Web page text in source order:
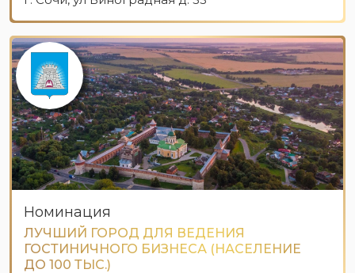
Номинация
ЛУЧШИЙ ГОРОД ДЛЯ ВЕДЕНИЯ
ГОСТИНИЧНОГО БИЗНЕСА (НАСЕЛЕНИЕ
ДО 100 ТЫС.)